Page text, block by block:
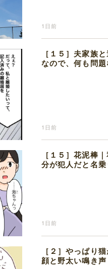
1日前
［１５］夫家族
なので、何も問題
1日前
［１５］花泥棒
分が犯人だと名
1日前
［２］やっぱり
顔と野太い鳴き声